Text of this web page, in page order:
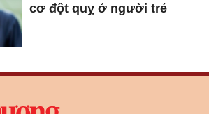
cơ đột quỵ ở người trẻ